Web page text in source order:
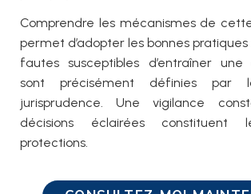
Comprendre les mécanismes de
permet d’adopter les bonnes pratiques
fautes susceptibles d’entraîner une
sont précisément définies
jurisprudence. Une vigilance
décisions éclairées constituent
protections.